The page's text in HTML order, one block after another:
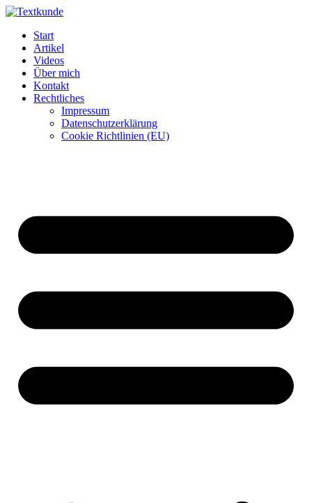
Zum
wechseln
Start
Artikel
Videos
Über mich
Kontakt
Rechtliches
Impressum
Datenschutzerklärung
Cookie Richtlinien (EU)